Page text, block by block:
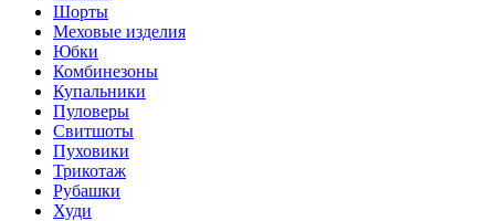
Шорты
Меховые изделия
Юбки
Комбинезоны
Купальники
Пуловеры
Свитшоты
Пуховики
Трикотаж
Рубашки
Худи